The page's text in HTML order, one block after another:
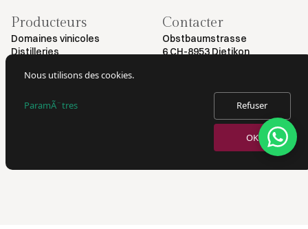
Producteurs
Domaines vinicoles
Distilleries
Contacter
Obstbaumstrasse
6 CH-8953 Dietikon
VERKAUF VON ALKOHOL NUR AN PERSONEN AB 18 JAHREN.
Nous utilisons des cookies.
ParamÃ¨tres Refuser
OK